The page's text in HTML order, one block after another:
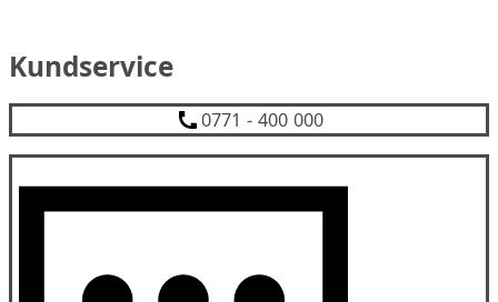
Kundservice
0771 - 400 000